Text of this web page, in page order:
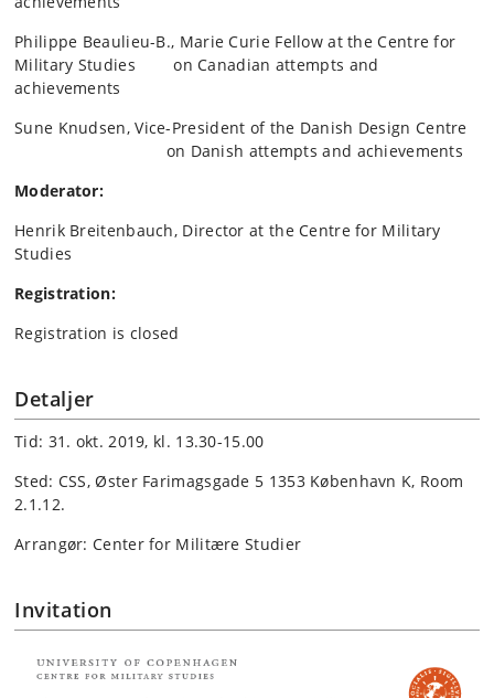
Philippe Beaulieu-B., Marie Curie Fellow at the Centre for
Military Studies on Canadian attempts and
achievements
Sune Knudsen, Vice-President of the Danish Design Centre
on Danish attempts and achievements
Moderator:
Henrik Breitenbauch, Director at the Centre for Military
Studies
Registration:
Registration is closed
Detaljer
Tid: 31. okt. 2019, kl. 13.30-15.00
Sted: CSS, Øster Farimagsgade 5 1353 København K, Room
2.1.12.
Arrangør: Center for Militære Studier
Invitation